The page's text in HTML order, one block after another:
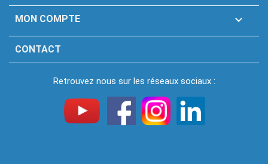
MON COMPTE 
CONTACT
Retrouvez nous sur les réseaux sociaux :